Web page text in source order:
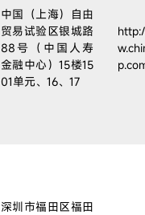
中国（上海）自由
贸易试验区银城路
88号（中国人寿
金融中心）15楼15
01单元、16、17
深圳市福田区福田